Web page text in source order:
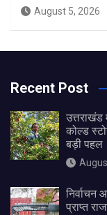
August 5, 2026
Recent Post
कोल्ड
बड़ी पहल
निर्वाचन
प्राप्त